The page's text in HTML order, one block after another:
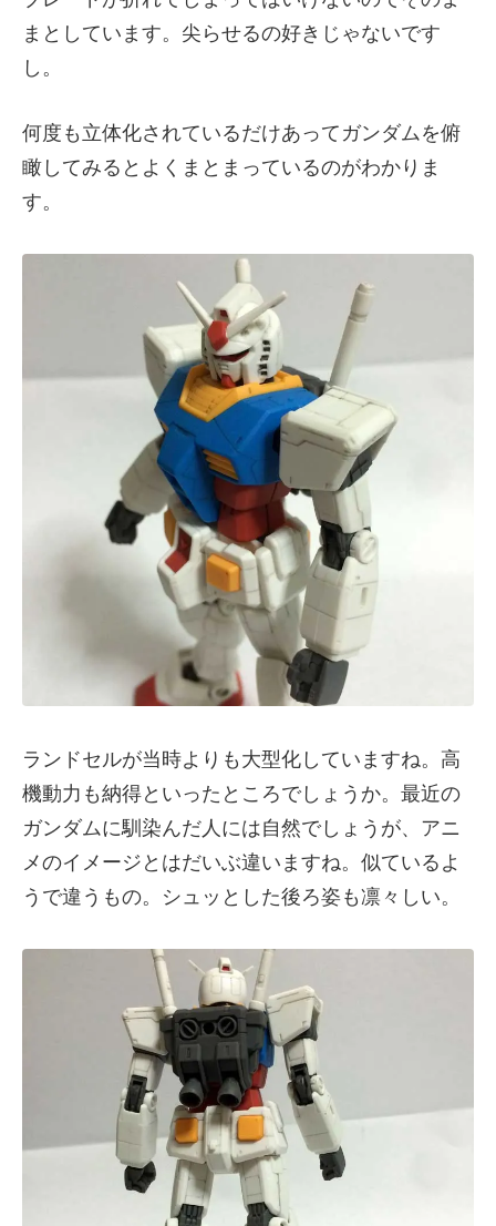
まとしています。尖らせるの好きじゃないです
し。
何度も立体化されているだけあってガンダムを俯
瞰してみるとよくまとまっているのがわかりま
す。
ランドセルが当時よりも大型化していますね。高
機動力も納得といったところでしょうか。最近の
ガンダムに馴染んだ人には自然でしょうが、アニ
メのイメージとはだいぶ違いますね。似ているよ
うで違うもの。シュッとした後ろ姿も凛々しい。